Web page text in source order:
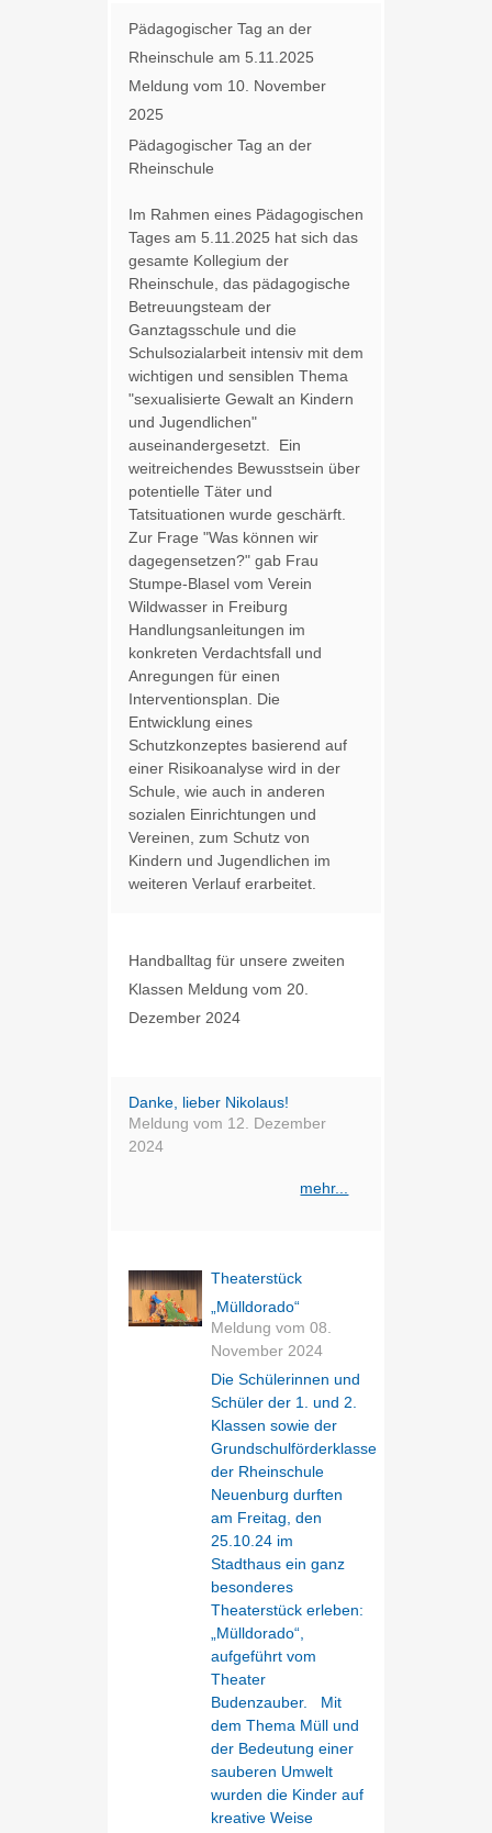
Pädagogischer Tag an der
Rheinschule am 5.11.2025
Meldung vom 10. November
2025
Pädagogischer Tag an der
Rheinschule
Im Rahmen eines Pädagogischen
Tages am 5.11.2025 hat sich das
gesamte Kollegium der
Rheinschule, das pädagogische
Betreuungsteam der
Ganztagsschule und die
Schulsozialarbeit intensiv mit dem
wichtigen und sensiblen Thema
"sexualisierte Gewalt an Kindern
und Jugendlichen"
auseinandergesetzt. Ein
weitreichendes Bewusstsein über
potentielle Täter und
Tatsituationen wurde geschärft.
Zur Frage "Was können wir
dagegensetzen?" gab Frau
Stumpe-Blasel vom Verein
Wildwasser in Freiburg
Handlungsanleitungen im
konkreten Verdachtsfall und
Anregungen für einen
Interventionsplan. Die
Entwicklung eines
Schutzkonzeptes basierend auf
einer Risikoanalyse wird in der
Schule, wie auch in anderen
sozialen Einrichtungen und
Vereinen, zum Schutz von
Kindern und Jugendlichen im
weiteren Verlauf erarbeitet.
Handballtag für unsere zweiten
Klassen Meldung vom 20.
Dezember 2024
Danke, lieber Nikolaus!
Meldung vom 12. Dezember
2024
mehr...
Theaterstück
„Mülldorado“
Meldung vom 08.
November 2024
Die Schülerinnen und
Schüler der 1. und 2.
Klassen sowie der
Grundschulförderklasse
der Rheinschule
Neuenburg durften
am Freitag, den
25.10.24 im
Stadthaus ein ganz
besonderes
Theaterstück erleben:
„Mülldorado“,
aufgeführt vom
Theater
Budenzauber. Mit
dem Thema Müll und
der Bedeutung einer
sauberen Umwelt
wurden die Kinder auf
kreative Weise